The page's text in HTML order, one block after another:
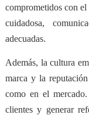
comprometidos con el
cuidadosa,
adecuadas.
Además, la cultura
marca y la
como en el
clientes y generar